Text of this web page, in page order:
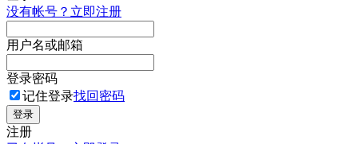
没有帐号？立即注册
用户名或邮箱
登录密码
记住登录找回密码
登录
注册